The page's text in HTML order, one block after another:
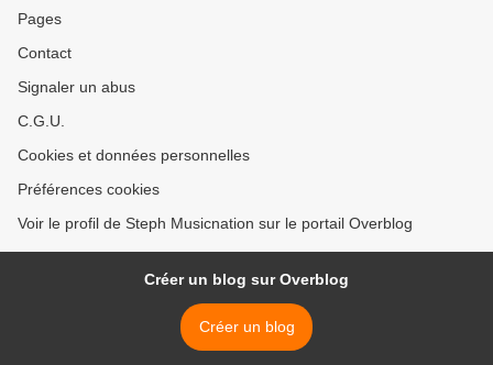
Pages
Contact
Signaler un abus
C.G.U.
Cookies et données personnelles
Préférences cookies
Voir le profil de Steph Musicnation sur le portail Overblog
Créer un blog sur Overblog
Créer un blog